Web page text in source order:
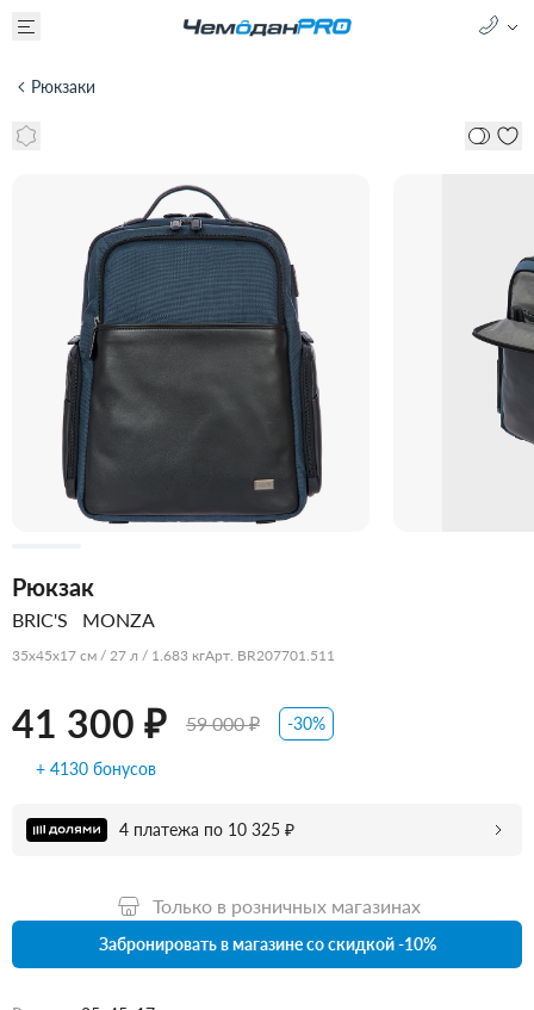
Рюкзаки
Рюкзак
BRIC'S MONZA
35x45x17 см / 27 л / 1.683 кгАрт. BR207701.511
41 300 ₽ 59 000 ₽ -30%
+ 4130 бонусов
4 платежа по 10 325 ₽
Только в розничных магазинах
Забронировать в магазине со скидкой -10%